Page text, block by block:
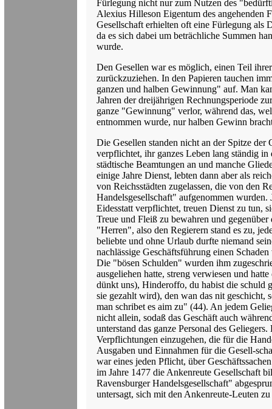
Fürlegung nicht nur zum Nutzen des
Alexius Hilleson Eigentum des angehenden
Gesellschaft erhielten oft eine Fürlegung als
da es sich dabei um beträchliche Summen
wurde.
Den Gesellen war es möglich, einen Teil
zurückzuziehen. In den Papieren tauchen
ganzen und halben Gewinnung" auf. Man
Jahren der dreijährigen Rechnungsperiode
ganze "Gewinnung" verlor, während das,
entnommen wurde, nur halben Gewinn
Die Gesellen standen nicht an der Spitze
verpflichtet, ihr ganzes Leben lang ständig
städtische Beamtungen an und manche
einige Jahre Dienst, lebten dann aber als
von Reichsstädten zugelassen, die von den
Handelsgesellschaft" aufgenommen wurden.
Eidesstatt verpflichtet, treuen Dienst zu tun,
Treue und Fleiß zu bewahren und
"Herren", also den Regierern stand es zu,
beliebte und ohne Urlaub durfte niemand
nachlässige Geschäftsführung einen
Die "bösen Schulden" wurden ihm
ausgeliehen hatte, streng verwiesen und
dünkt uns), Hinderoffo, du habist die schuld
sie gezahlt wird), den wan das nit geschicht,
man schribet es aim zu" (44). An jedem
nicht allein, sodaß das Geschäft auch
unterstand das ganze Personal des
Verpflichtungen einzugehen, die für die
Ausgaben und Einnahmen für die Gesell-
war eines jeden Pflicht, über
im Jahre 1477 die Ankenreute Gesellschaft
Ravensburger Handelsgesellschaft"
untersagt, sich mit den Ankenreute-Leuten